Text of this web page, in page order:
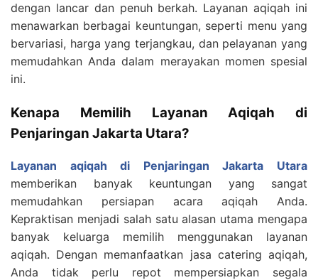
dengan lancar dan penuh berkah. Layanan aqiqah ini
menawarkan berbagai keuntungan, seperti menu yang
bervariasi, harga yang terjangkau, dan pelayanan yang
memudahkan Anda dalam merayakan momen spesial
ini.
Kenapa Memilih Layanan Aqiqah di
Penjaringan Jakarta Utara?
Layanan aqiqah di Penjaringan Jakarta Utara
memberikan banyak keuntungan yang sangat
memudahkan persiapan acara aqiqah Anda.
Kepraktisan menjadi salah satu alasan utama mengapa
banyak keluarga memilih menggunakan layanan
aqiqah. Dengan memanfaatkan jasa catering aqiqah,
Anda tidak perlu repot mempersiapkan segala